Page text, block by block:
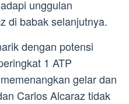
unggulan
di babak selanjutnya.
dengan potensi
1 ATP
gelar dan
Carlos Alcaraz tidak